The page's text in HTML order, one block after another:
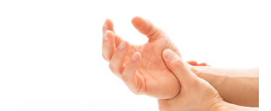
Клиника осуществляет деятельность